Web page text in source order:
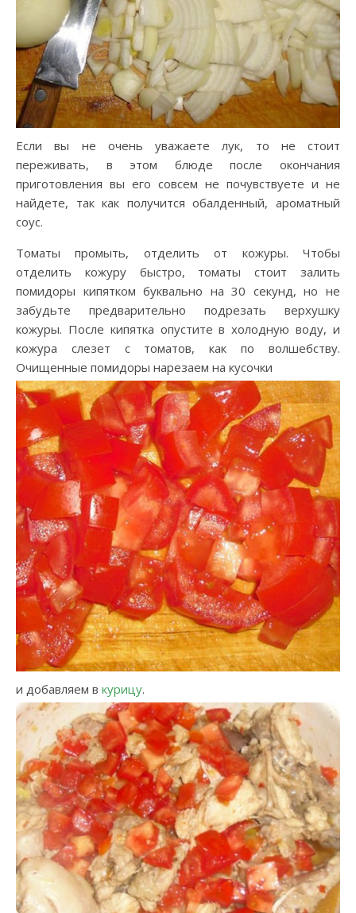
Если вы не очень уважаете лук, то не стоит
переживать, в этом блюде после окончания
приготовления вы его совсем не почувствуете и не
найдете, так как получится обалденный, ароматный
соус.
Томаты промыть, отделить от кожуры. Чтобы
отделить кожуру быстро, томаты стоит залить
помидоры кипятком буквально на 30 секунд, но не
забудьте предварительно подрезать верхушку
кожуры. После кипятка опустите в холодную воду, и
кожура слезет с томатов, как по волшебству.
Очищенные помидоры нарезаем на кусочки
и добавляем в курицу.